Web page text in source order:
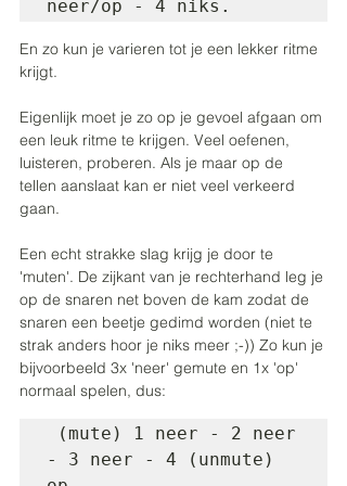
neer/op - 4 niks.
En zo kun je varieren tot je een lekker ritme
krijgt.
Eigenlijk moet je zo op je gevoel afgaan om
een leuk ritme te krijgen. Veel oefenen,
luisteren, proberen. Als je maar op de
tellen aanslaat kan er niet veel verkeerd
gaan.
Een echt strakke slag krijg je door te
'muten'. De zijkant van je rechterhand leg je
op de snaren net boven de kam zodat de
snaren een beetje gedimd worden (niet te
strak anders hoor je niks meer ;-)) Zo kun je
bijvoorbeeld 3x 'neer' gemute en 1x 'op'
normaal spelen, dus:
- 3 neer - 4 (unmute)